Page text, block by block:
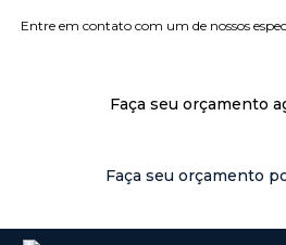
Entre em contato com um de nossos
Faça seu orçamento
Faça seu orçamento